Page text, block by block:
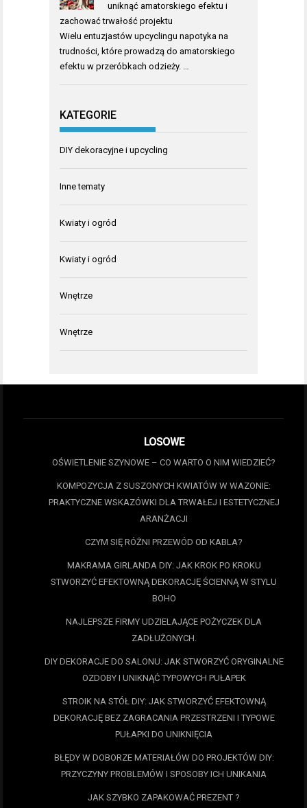
uniknąć amatorskiego efektu i
zachować trwałość projektu
Wielu entuzjastów upcyclingu napotyka na
trudności, które prowadzą do amatorskiego
efektu w przeróbkach odzieży. …
KATEGORIE
DIY dekoracyjne i upcycling
Inne tematy
Kwiaty i ogród
Kwiaty i ogród
Wnętrze
Wnętrze
LOSOWE
OŚWIETLENIE SZYNOWE – CO WARTO O NIM WIEDZIEĆ?
KOMPOZYCJA Z SUSZONYCH KWIATÓW W WAZONIE:
PRAKTYCZNE WSKAZÓWKI DLA TRWAŁEJ I ESTETYCZNEJ
ARANŻACJI
CZYM SIĘ RÓŻNI PRZEWÓD OD KABLA?
MAKRAMA GIRLANDA DIY: JAK KROK PO KROKU
STWORZYĆ EFEKTOWNĄ DEKORACJĘ ŚCIENNĄ W STYLU
BOHO
NAJLEPSZE FIRMY UDZIELAJĄCE POŻYCZEK DLA
ZADŁUŻONYCH.
DIY DEKORACJE DO SALONU: JAK STWORZYĆ ORYGINALNE
OZDOBY I UNIKNĄĆ TYPOWYCH PUŁAPEK
STROIK NA STÓŁ DIY: JAK STWORZYĆ EFEKTOWNĄ
DEKORACJĘ BEZ ZAGRACANIA PRZESTRZENI I TYPOWE
PUŁAPKI DO UNIKNIĘCIA
BŁĘDY W DOBORZE MATERIAŁÓW DO PROJEKTÓW DIY:
PRZYCZYNY PROBLEMÓW I SPOSOBY ICH UNIKANIA
JAK SZYBKO ZAPAKOWAĆ PREZENT ?